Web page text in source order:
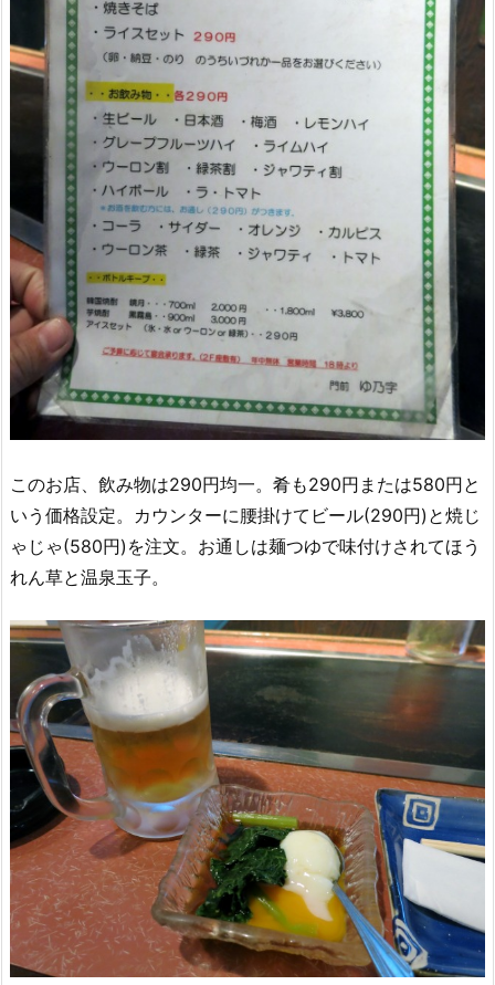
このお店、飲み物は290円均一。肴も290円または580円と
いう価格設定。カウンターに腰掛けてビール(290円)と焼じ
ゃじゃ(580円)を注文。お通しは麺つゆで味付けされてほう
れん草と温泉玉子。